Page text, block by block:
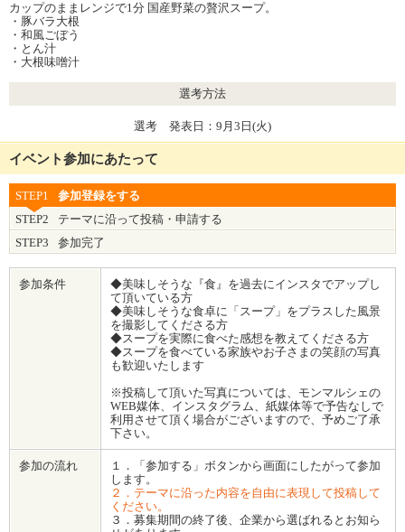
カップのままレンジで1分 国産野菜の贅沢スープ。
・豚バラ大根
・和風ごぼう
・とん汁
・大根味噌汁
選考方法
選考 発表日：9月3日(火)
イベント参加にあたって
STEP1
参加登録をする
STEP2
テーマに沿って投稿・申請する
STEP3
参加完了
参加条件
◆美味しそうな『食』を過去にインスタでアップし
て頂いている方
◆美味しそうな食卓に「スープ」をプラスした風景
を撮影してくださる方
◆スープを実際に食べた感想を教えてくださる方
◆スープを食べている家族やお子さまの笑顔の写真
も歓迎いたします
※投稿して頂いた写真については、モンマルシェの
WEB媒体、インスタグラム、紙媒体等で予告なしで
利用させて頂く場合がございますので、予めご了承
下さい。
参加の流れ
１．「参加する」ボタンから画面にしたがって参加
します。
２．テーマに沿った内容を自由に表現して投稿して
ください。
３．募集期間の終了後、企業から選ばれるとお知ら